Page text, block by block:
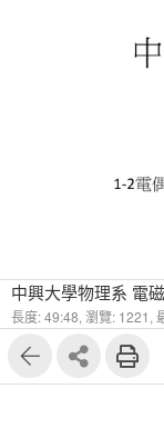
中興大學物理系 電
長度: 49:48, 瀏覽: 1221,